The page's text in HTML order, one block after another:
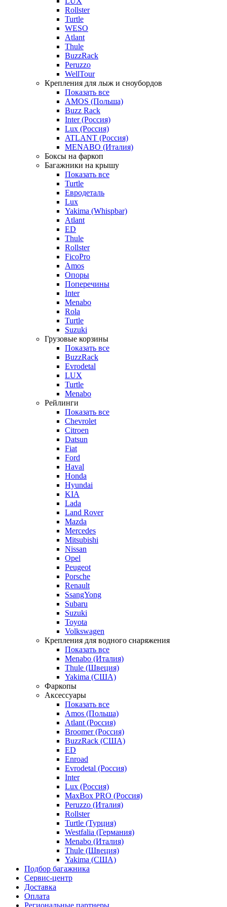
Rollster
Turtle
WESO
Atlant
Thule
BuzzRack
Peruzzo
WellTour
Крепления для лыж и сноубордов
Показать все
AMOS (Польша)
Buzz Rack
Inter (Россия)
Lux (Россия)
ATLANT (Россия)
MENABO (Италия)
Боксы на фаркоп
Багажники на крышу
Показать все
Turtle
Евродеталь
Lux
Yakima (Whispbar)
Atlant
ED
Thule
Rollster
FicoPro
Amos
Опоры
Поперечины
Inter
Menabo
Rola
Turtle
Suzuki
Грузовые корзины
Показать все
BuzzRack
Evrodetal
LUX
Turtle
Menabo
Рейлинги
Показать все
Chevrolet
Citroen
Datsun
Fiat
Ford
Haval
Honda
Hyundai
KIA
Lada
Land Rover
Mazda
Mercedes
Mitsubishi
Nissan
Opel
Peugeot
Porsche
Renault
SsangYong
Subaru
Suzuki
Toyota
Volkswagen
Крепления для водного снаряжения
Показать все
Menabo (Италия)
Thule (Швеция)
Yakima (США)
Фаркопы
Аксессуары
Показать все
Amos (Польша)
Atlant (Россия)
Broomer (Россия)
BuzzRack (США)
ED
Enroad
Evrodetal (Россия)
Inter
Lux (Россия)
MaxBox PRO (Россия)
Peruzzo (Италия)
Rollster
Turtle (Турция)
Westfalia (Германия)
Menabo (Италия)
Thule (Швеция)
Yakima (США)
Подбор багажника
Сервис-центр
Доставка
Оплата
Региональные партнеры